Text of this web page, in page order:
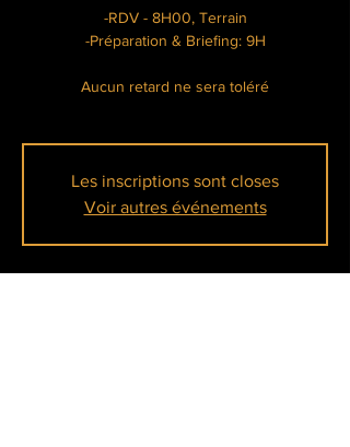
-RDV - 8H00, Terrain
-Préparation & Briefing: 9H
Aucun retard ne sera toléré
Les inscriptions sont closes
Voir autres événements